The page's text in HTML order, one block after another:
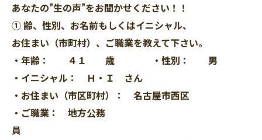
あなたの”生の声”をお聞かせください！！
① 齢、性別、お名前もしくはイニシャル、
お住まい（市町村）、ご職業を教えて下さい。
・年齢： ４１ 歳 ・性別： 男
・イニシャル： Ｈ・Ｉ さん
・お住まい（市区町村）： 名古屋市西区
・ご職業： 地方公務
員